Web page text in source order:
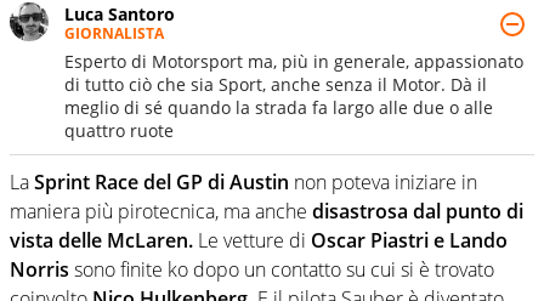
Luca Santoro
GIORNALISTA
Esperto di Motorsport ma, più in generale, appassionato
di tutto ciò che sia Sport, anche senza il Motor. Dà il
meglio di sé quando la strada fa largo alle due o alle
quattro ruote
LaSprint Race del GP di Austin non poteva iniziare in
maniera più pirotecnica, ma anche disastrosa dal punto di
vista delle McLaren. Le vetture di Oscar Piastri e Lando
Norris sono finite ko dopo un contatto su cui si è trovato